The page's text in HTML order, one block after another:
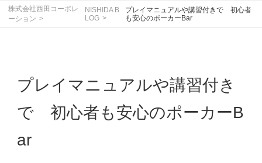
株式会社西田コーポレ
ーション
NISHIDA B
LOG
プレイマニュアルや講習付きで 初心者
も安心のポーカーBar
プレイマニュアルや講習付き
で 初心者も安心のポーカーB
ar